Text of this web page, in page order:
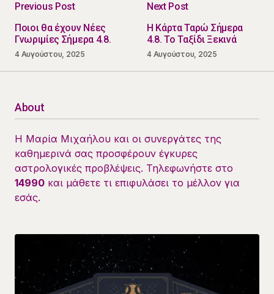
Previous Post
Ποιοι θα έχουν Νέες
Γνωριμίες Σήμερα 4.8.
4 Αυγούστου, 2025
Next Post
Η Κάρτα Ταρώ Σήμερα
4.8. Το Ταξίδι Ξεκινά
4 Αυγούστου, 2025
About
Η Μαρία Μιχαήλου και οι συνεργάτες της
καθημερινά σας προσφέρουν έγκυρες
αστρολογικές προβλέψεις. Τηλεφωνήστε στο
14990 και μάθετε τι επιφυλάσει το μέλλον για
εσάς.